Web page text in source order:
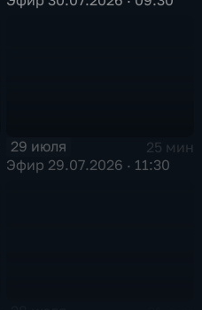
29 июля
25 мин
Эфир 29.07.2026 · 11:30